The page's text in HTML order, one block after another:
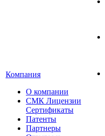
Компания
О компании
СМК Лицензии
Сертификаты
Патенты
Партнеры